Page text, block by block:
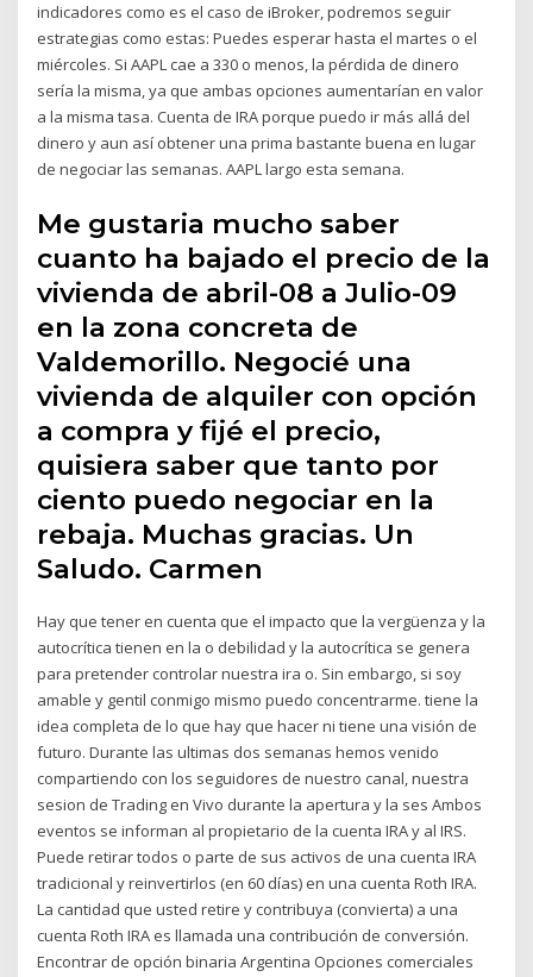
indicadores como es el caso de iBroker, podremos seguir
estrategias como estas: Puedes esperar hasta el martes o el
miércoles. Si AAPL cae a 330 o menos, la pérdida de dinero
sería la misma, ya que ambas opciones aumentarían en valor
a la misma tasa. Cuenta de IRA porque puedo ir más allá del
dinero y aun así obtener una prima bastante buena en lugar
de negociar las semanas. AAPL largo esta semana.
Me gustaria mucho saber
cuanto ha bajado el precio de la
vivienda de abril-08 a Julio-09
en la zona concreta de
Valdemorillo. Negocié una
vivienda de alquiler con opción
a compra y fijé el precio,
quisiera saber que tanto por
ciento puedo negociar en la
rebaja. Muchas gracias. Un
Saludo. Carmen
Hay que tener en cuenta que el impacto que la vergüenza y la
autocrítica tienen en la o debilidad y la autocrítica se genera
para pretender controlar nuestra ira o. Sin embargo, si soy
amable y gentil conmigo mismo puedo concentrarme. tiene la
idea completa de lo que hay que hacer ni tiene una visión de
futuro. Durante las ultimas dos semanas hemos venido
compartiendo con los seguidores de nuestro canal, nuestra
sesion de Trading en Vivo durante la apertura y la ses Ambos
eventos se informan al propietario de la cuenta IRA y al IRS.
Puede retirar todos o parte de sus activos de una cuenta IRA
tradicional y reinvertirlos (en 60 días) en una cuenta Roth IRA.
La cantidad que usted retire y contribuya (convierta) a una
cuenta Roth IRA es llamada una contribución de conversión.
Encontrar de opción binaria Argentina Opciones comerciales